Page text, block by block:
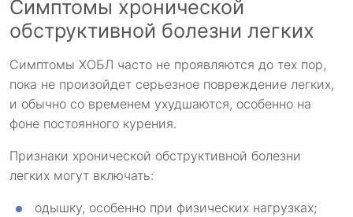
Симптомы хронической
обструктивной болезни легких
Симптомы ХОБЛ часто не проявляются до тех пор,
пока не произойдет серьезное повреждение легких,
и обычно со временем ухудшаются, особенно на
фоне постоянного курения.
Признаки хронической обструктивной болезни
легких могут включать:
одышку, особенно при физических нагрузках;